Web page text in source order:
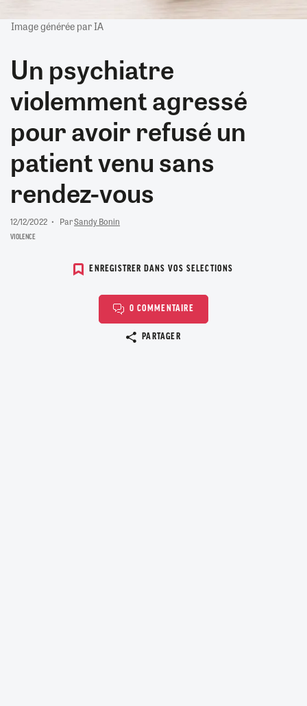
Image générée par IA
Un psychiatre
violemment agressé
pour avoir refusé un
patient venu sans
rendez-vous
12/12/2022 ParSandy Bonin
VIOLENCE
ENREGISTRER DANS VOS SELECTIONS
0 COMMENTAIRE
PARTAGER